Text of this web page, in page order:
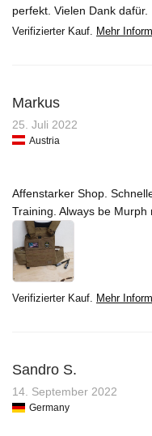
perfekt. Vielen Dank dafür.
Verifizierter Kauf. Mehr
Markus
25. Juli 2022
Austria
Affenstarker Shop.
Training. Always be Murph
Verifizierter Kauf. Mehr
Sandro S.
14. September 2022
Germany